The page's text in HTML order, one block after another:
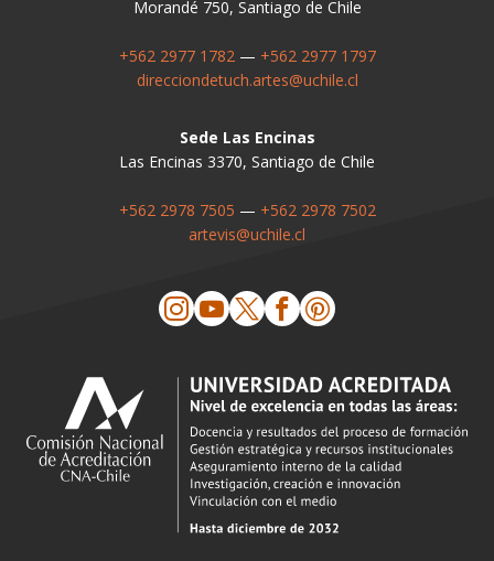
Morandé 750, Santiago de Chile
+562 2977 1782— +562 2977 1797
direcciondetuch.artes@uchile.cl
Sede Las Encinas
Las Encinas 3370, Santiago de Chile
+562 2978 7505 — +562 2978 7502
artevis@uchile.cl